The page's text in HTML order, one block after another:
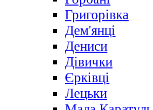
Григорівка
Дем'янці
Дениси
Дівички
Єрківці
Лецьки